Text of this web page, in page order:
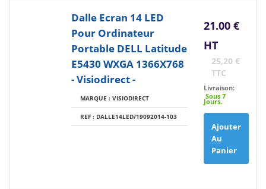
Dalle Ecran 14 LED
Pour Ordinateur
Portable DELL Latitude
E5430 WXGA 1366X768
- Visiodirect -
MARQUE : VISIODIRECT
REF : DALLE14LED/19092014-103
21.00 €
HT
25,20 €
TTC
Livraison:
Sous 7
Jours.
Ajouter
Au
Panier